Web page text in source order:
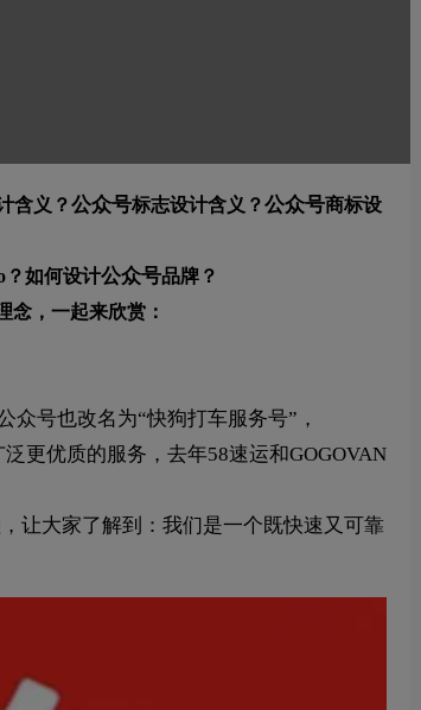
含义？公众号标志设计含义？公众号商标设
？如何设计公众号品牌？
念，一起来欣赏：
众号也改名为“快狗打车服务号”，
更优质的服务，去年58速运和GOGOVAN
让大家了解到：我们是一个既快速又可靠